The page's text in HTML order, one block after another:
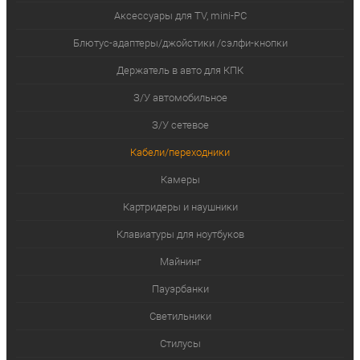
Аксессуары для TV, mini-PC
Блютус-адаптеры/джойстики /сэлфи-кнопки
Держатель в авто для КПК
З/У автомобильное
З/У сетевое
Кабели/переходники
Камеры
Картридеры и наушники
Клавиатуры для ноутбуков
Майнинг
Пауэрбанки
Светильники
Стилусы